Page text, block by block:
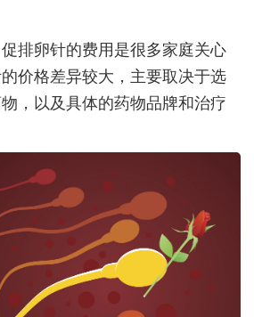
排卵针的费用是很多家庭关心
价格差异较大，主要取决于选
，以及具体的药物品牌和治疗